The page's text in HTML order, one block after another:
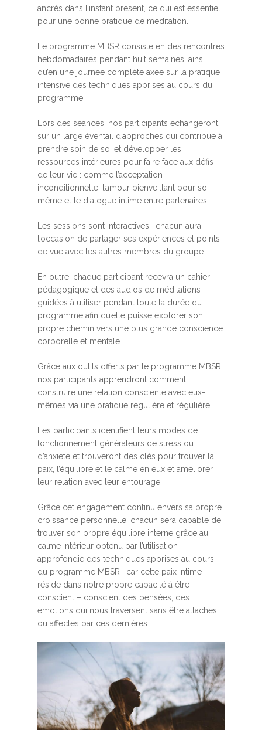
ancrés dans l’instant présent, ce qui est essentiel
pour une bonne pratique de méditation.
Le programme MBSR consiste en des rencontres
hebdomadaires pendant huit semaines, ainsi
qu’en une journée complète axée sur la pratique
intensive des techniques apprises au cours du
programme.
Lors des séances, nos participants échangeront
sur un large éventail d’approches qui contribue à
prendre soin de soi et développer les
ressources intérieures pour faire face aux défis
de leur vie : comme l’acceptation
inconditionnelle, l’amour bienveillant pour soi-
même et le dialogue intime entre partenaires.
Les sessions sont interactives, chacun aura
l’occasion de partager ses expériences et points
de vue avec les autres membres du groupe.
En outre, chaque participant recevra un cahier
pédagogique et des audios de méditations
guidées à utiliser pendant toute la durée du
programme afin qu’elle puisse explorer son
propre chemin vers une plus grande conscience
corporelle et mentale.
Grâce aux outils offerts par le programme MBSR,
nos participants apprendront comment
construire une relation consciente avec eux-
mêmes via une pratique régulière et régulière.
Les participants identifient leurs modes de
fonctionnement générateurs de stress ou
d’anxiété et trouveront des clés pour trouver la
paix, l’équilibre et le calme en eux et améliorer
leur relation avec leur entourage.
Grâce cet engagement continu envers sa propre
croissance personnelle, chacun sera capable de
trouver son propre équilibre interne grâce au
calme intérieur obtenu par l’utilisation
approfondie des techniques apprises au cours
du programme MBSR ; car cette paix intime
réside dans notre propre capacité à être
conscient – conscient des pensées, des
émotions qui nous traversent sans être attachés
ou affectés par ces dernières.